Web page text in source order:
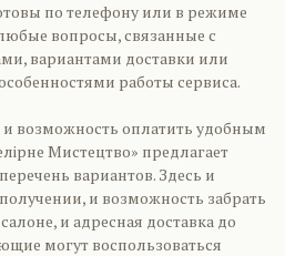
по телефону или в режиме
вопросы, связанные с
вариантами доставки или
работы сервиса.
и возможность оплатить удобным
Мистецтво» предлагает
вариантов. Здесь и
и возможность забрать
и адресная доставка до
могут воспользоваться